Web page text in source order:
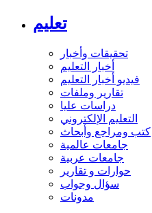
تعليم
تحقيقات وأخبار
أخبار التعليم
فيديو أخبار التعليم
تقارير وملفات
دراسات عليا
التعليم الإلكتروني
كتب ومراجع وأبحاث
جامعات عالمية
جامعات عربية
حوارات و تقارير
سؤال وجواب
مدونات